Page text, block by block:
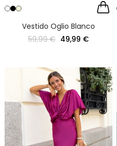
Vestido Oglio Blanco
59,99 € 49,99 €